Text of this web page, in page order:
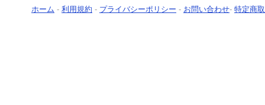
ホーム - 利用規約 - プライバシーポリシー - お問い合わせ- 特定商